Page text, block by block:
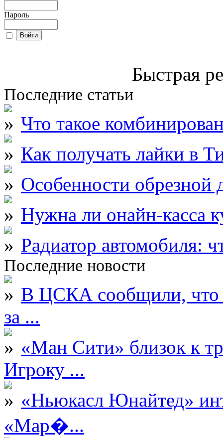
Пароль
Быстрая
Последние статьи
Что такое
Как получать лайки в
Особенности обрезной
Нужна ли онайн-касса
Радиатор автомобиля:
Последние новости
В ЦСКА сообщили, что
за ...
«Ман Сити» близок к
Игроку ...
«Ньюкасл Юнайтед»
«Мар�...